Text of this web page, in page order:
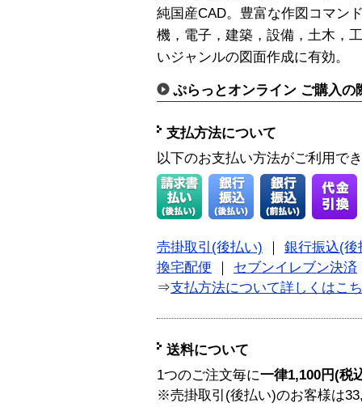
純国産CAD。豊富な作図コマン
機，電子，建築，設備，土木，
いジャンルの図面作成に有効。
ぷらっとオンライン ご購入の
支払方法について
以下のお支払い方法がご利用で
売掛取引(後払い)
銀行振込(後
換宅配便
セブンイレブン決済
⇒支払方法について詳しくはこ
送料について
1つのご注文毎に一律1,100円(税
※売掛取引(後払い)のお客様は